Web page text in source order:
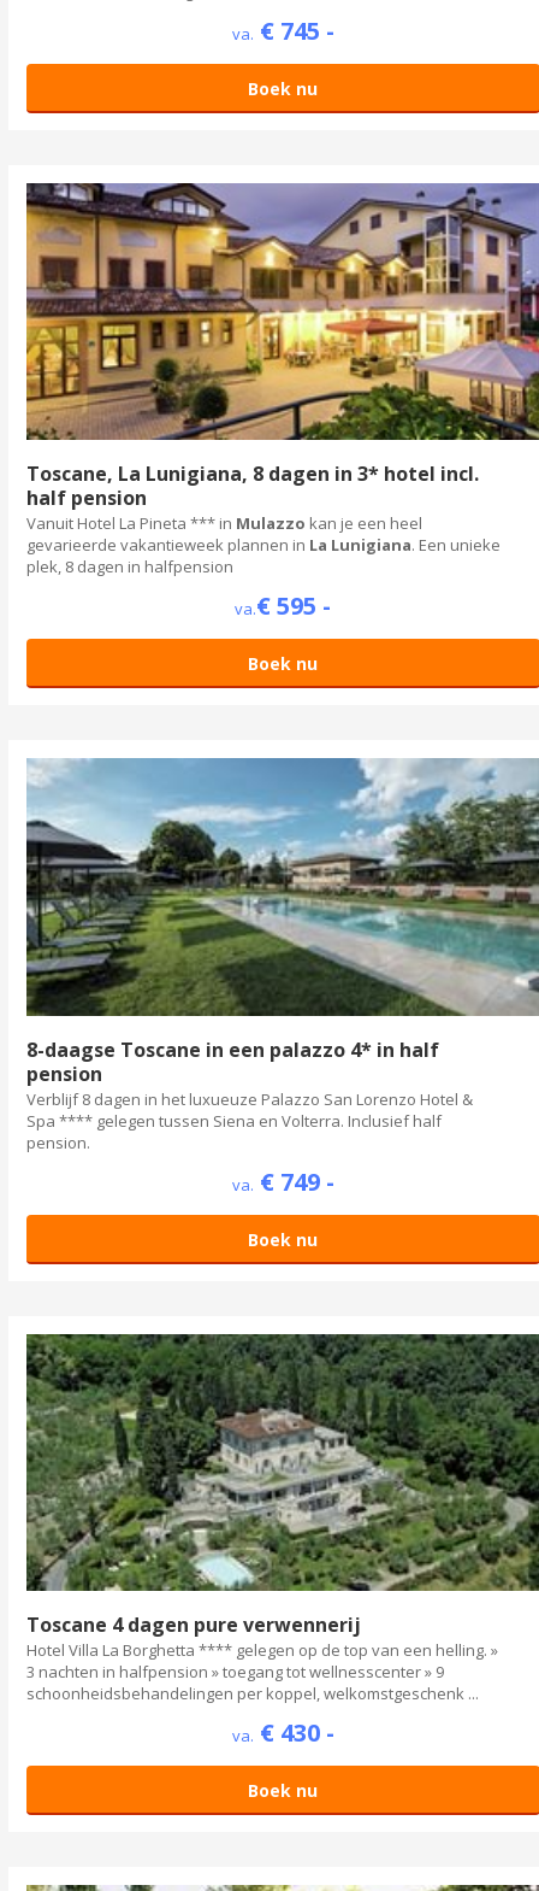
va. € 745 -
Boek nu
Toscane, La Lunigiana, 8 dagen in 3* hotel incl.
half pension
Vanuit Hotel La Pineta *** in Mulazzo kan je een heel
gevarieerde vakantieweek plannen in La Lunigiana. Een unieke
plek, 8 dagen in halfpension
va.€ 595 -
Boek nu
8-daagse Toscane in een palazzo 4* in half
pension
Verblijf 8 dagen in het luxueuze Palazzo San Lorenzo Hotel &
Spa **** gelegen tussen Siena en Volterra. Inclusief half
pension.
va. € 749 -
Boek nu
Toscane 4 dagen pure verwennerij
Hotel Villa La Borghetta **** gelegen op de top van een helling. »
3 nachten in halfpension » toegang tot wellnesscenter » 9
schoonheidsbehandelingen per koppel, welkomstgeschenk ...
va. € 430 -
Boek nu